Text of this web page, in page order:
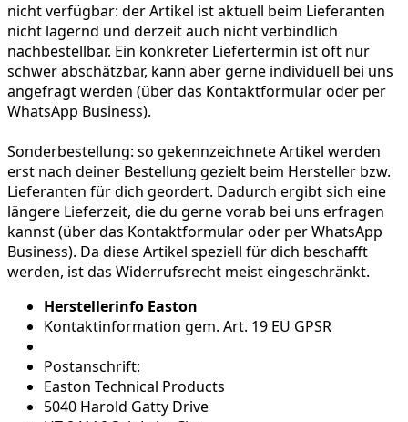
nicht verfügbar: der Artikel ist aktuell beim Lieferanten
nicht lagernd und derzeit auch nicht verbindlich
nachbestellbar. Ein konkreter Liefertermin ist oft nur
schwer abschätzbar, kann aber gerne individuell bei uns
angefragt werden (über das Kontaktformular oder per
WhatsApp Business).
Sonderbestellung: so gekennzeichnete Artikel werden
erst nach deiner Bestellung gezielt beim Hersteller bzw.
Lieferanten für dich geordert. Dadurch ergibt sich eine
längere Lieferzeit, die du gerne vorab bei uns erfragen
kannst (über das Kontaktformular oder per WhatsApp
Business). Da diese Artikel speziell für dich beschafft
werden, ist das Widerrufsrecht meist eingeschränkt.
Herstellerinfo Easton
Kontaktinformation gem. Art. 19 EU GPSR
Postanschrift:
Easton Technical Products
5040 Harold Gatty Drive